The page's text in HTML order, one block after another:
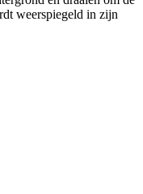
weerspiegeld in zijn